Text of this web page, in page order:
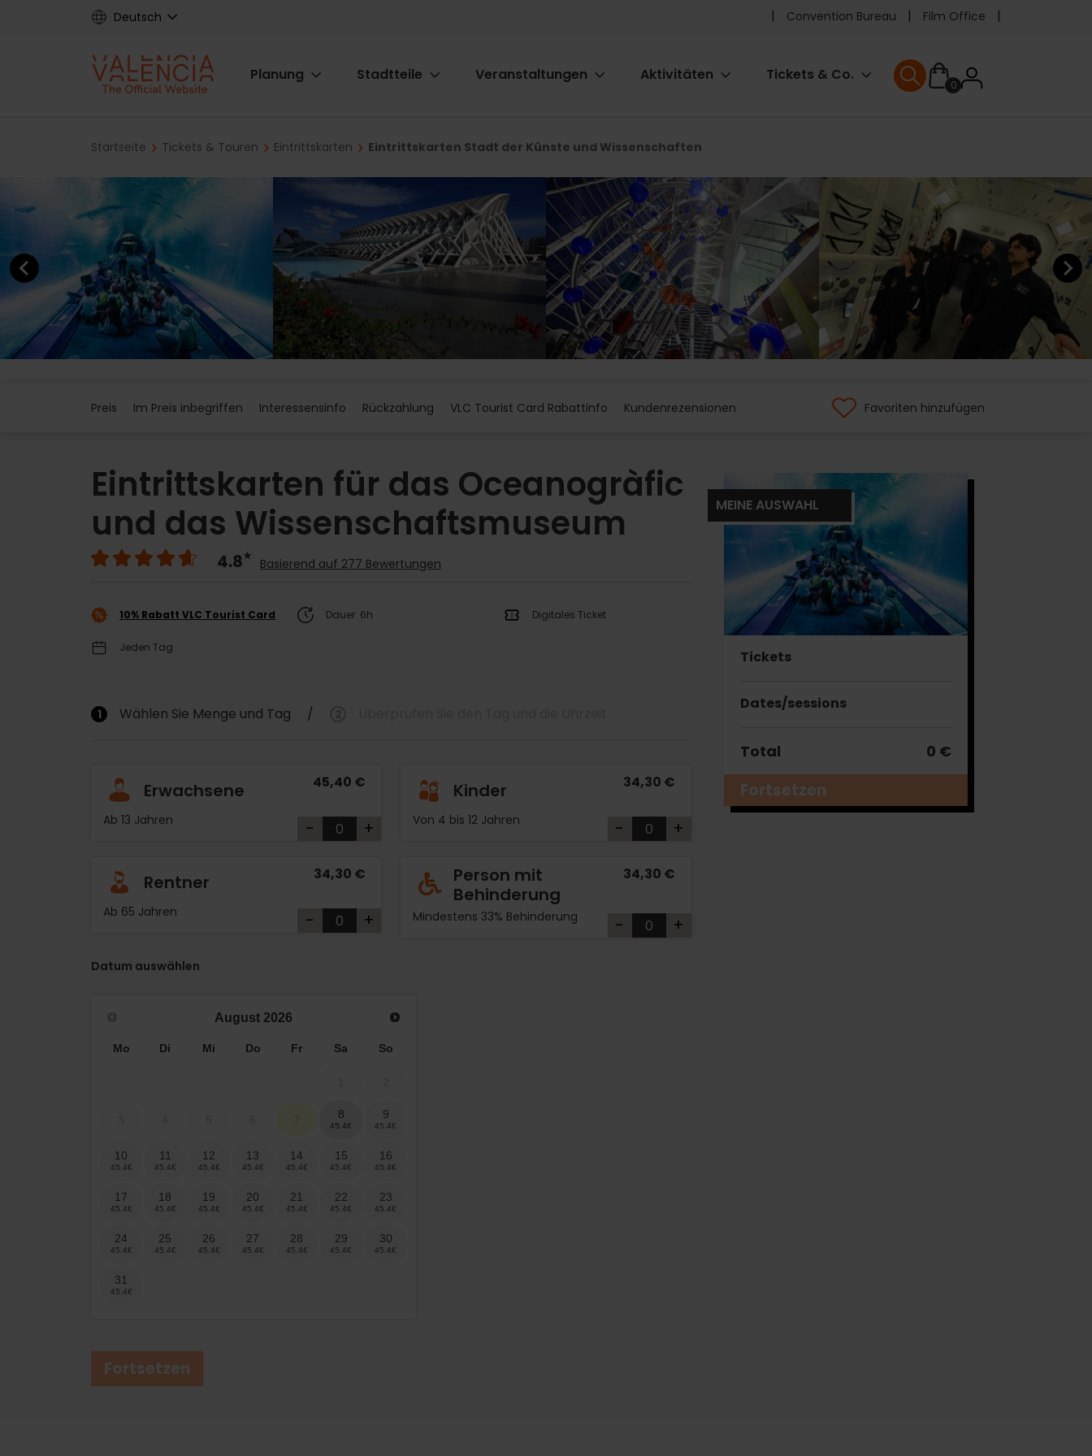
Deutsch
Pre
header
Convention Bureau Film Office
Main
Planung Stadtteile Veranstaltungen Aktivitäten Tickets & Co.
0User
User menu
Breadcrumb
Startseite Tickets & Touren Eintrittskarten Eintrittskarten Stadt der Künste und Wissenschaften
Previous element Next
Preis Im Preis inbegriffen Interessensinfo Rückzahlung VLC Tourist Card Rabattinfo Kundenrezensionen Favoriten hinzufügen
Eintrittskarten für das Oceanogràfic
und das Wissenschaftsmuseum
4.8 Basierend auf 277 Bewertungen
10% Rabatt VLC Tourist Card Dauer: 6h Digitales Ticket
Jeden Tag
1 Wählen Sie Menge und Tag /
Erwachsene
Ab 13 Jahren
45,40 €
- +
Kinder
Von 4 bis 12 Jahren
34,30 €
- +
Rentner
Ab 65 Jahren
34,30 €
- +
Person mit
Behinderung
Mindestens 33% Behinderung
34,30 €
- +
Datum auswählen
August 2026
Mo Di Mi Do Fr Sa So
8 9
10 11 12 13 14 15 16
17 18 19 20 21 22 23
24 25 26 27 28 29 30
31
Fortsetzen
MEINE AUSWAHL
Tickets
Dates/sessions
Total 0 €
Fortsetzen